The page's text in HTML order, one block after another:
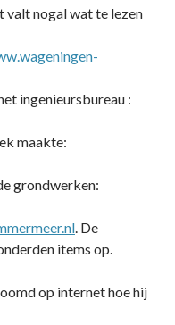
valt nogal wat te lezen
ingenieursbureau :
maakte:
grondwerken:
. De
items op.
op internet hoe hij